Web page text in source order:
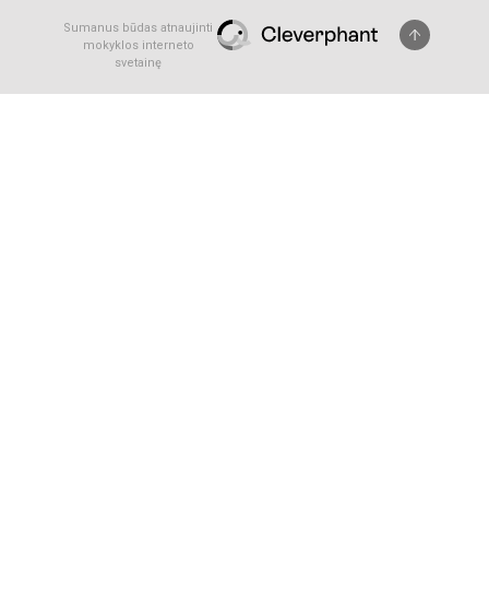
Sumanus būdas atnaujinti
mokyklos interneto
svetainę